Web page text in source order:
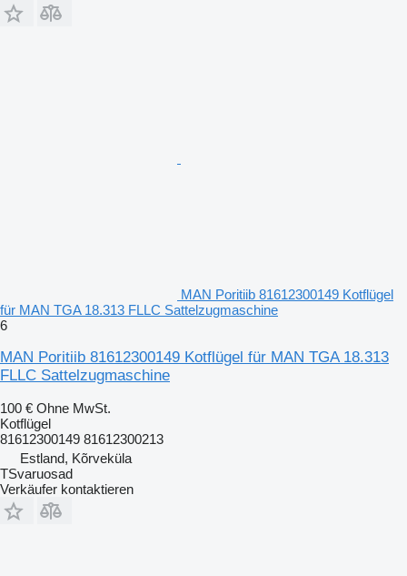
MAN Poritiib 81612300149 Kotflügel
für MAN TGA 18.313 FLLC Sattelzugmaschine
6
MAN Poritiib 81612300149 Kotflügel für MAN TGA 18.313
FLLC Sattelzugmaschine
100 € Ohne MwSt.
Kotflügel
81612300149 81612300213
Estland, Kõrveküla
TSvaruosad
Verkäufer kontaktieren